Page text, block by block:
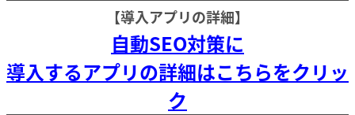
【導入アプリの詳細】
自動SEO対策に
導入するアプリの詳細はこちらをクリッ
ク